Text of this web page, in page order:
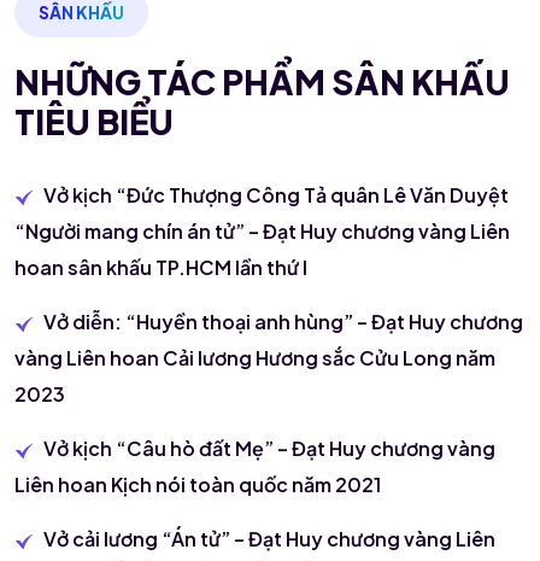
SÂN KHẤU
NHỮNG TÁC PHẨM SÂN KHẤU
TIÊU BIỂU
Vở kịch “Đức Thượng Công Tả quân Lê Văn Duyệt
“Người mang chín án tử” – Đạt Huy chương vàng Liên
hoan sân khấu TP.HCM lần thứ I
Vở diễn: “Huyền thoại anh hùng” – Đạt Huy chương
vàng Liên hoan Cải lương Hương sắc Cửu Long năm
2023
Vở kịch “Câu hò đất Mẹ” – Đạt Huy chương vàng
Liên hoan Kịch nói toàn quốc năm 2021
Vở cải lương “Án tử” – Đạt Huy chương vàng Liên